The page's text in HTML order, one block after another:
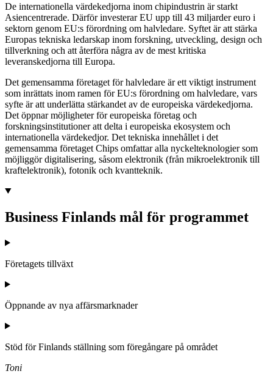
De internationella värdekedjorna inom chipindustrin är starkt
Asiencentrerade. Därför investerar EU upp till 43 miljarder euro i
sektorn genom EU:s förordning om halvledare. Syftet är att stärka
Europas tekniska ledarskap inom forskning, utveckling, design och
tillverkning och att återföra några av de mest kritiska
leveranskedjorna till Europa.
Det gemensamma företaget för halvledare är ett viktigt instrument
som inrättats inom ramen för EU:s förordning om halvledare, vars
syfte är att underlätta stärkandet av de europeiska värdekedjorna.
Det öppnar möjligheter för europeiska företag och
forskningsinstitutioner att delta i europeiska ekosystem och
internationella värdekedjor. Det tekniska innehållet i det
gemensamma företaget Chips omfattar alla nyckelteknologier som
möjliggör digitalisering, såsom elektronik (från mikroelektronik till
kraftelektronik), fotonik och kvantteknik.
Business Finlands mål för programmet
Företagets tillväxt
Öppnande av nya affärsmarknader
Stöd för Finlands ställning som föregångare på området
Toni